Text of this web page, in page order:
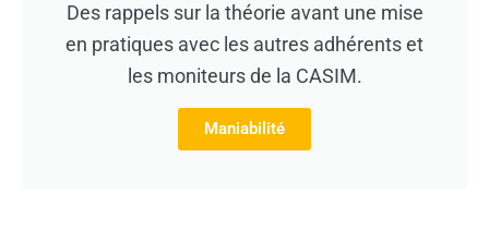
Des rappels sur la théorie avant une mise
en pratiques avec les autres adhérents et
les moniteurs de la CASIM.
Maniabilité